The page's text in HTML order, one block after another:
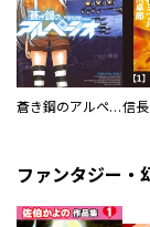
蒼き鋼のアルペジオ
ファンタジー・